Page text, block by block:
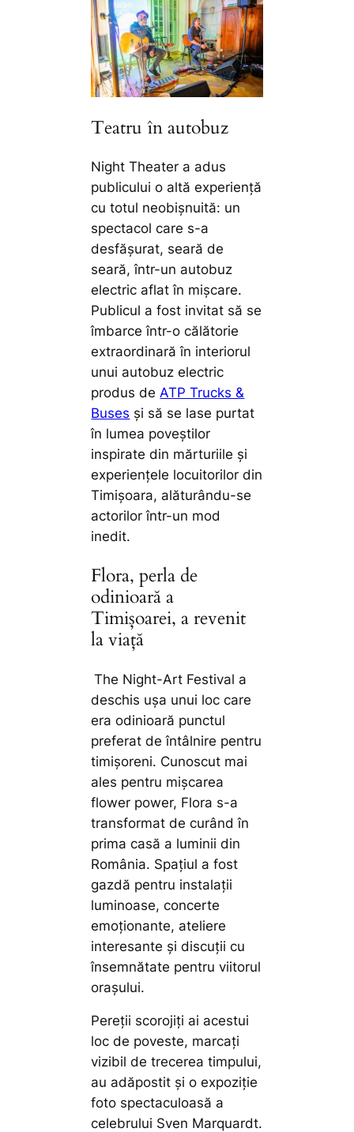
Teatru în autobuz
Night Theater a adus
publicului o altă experiență
cu totul neobișnuită: un
spectacol care s-a
desfășurat, seară de
seară, într-un autobuz
electric aflat în mișcare.
Publicul a fost invitat să se
îmbarce într-o călătorie
extraordinară în interiorul
unui autobuz electric
produs deATP Trucks &
Buses și să se lase purtat
în lumea poveștilor
inspirate din mărturiile și
experiențele locuitorilor din
Timișoara, alăturându-se
actorilor într-un mod
inedit.
Flora, perla de
odinioară a
Timișoarei, a revenit
la viață
The Night-Art Festival a
deschis ușa unui loc care
era odinioară punctul
preferat de întâlnire pentru
timișoreni. Cunoscut mai
ales pentru mișcarea
flower power, Flora s-a
transformat de curând în
prima casă a luminii din
România. Spațiul a fost
gazdă pentru instalații
luminoase, concerte
emoționante, ateliere
interesante și discuții cu
însemnătate pentru viitorul
orașului.
Pereții scorojiți ai acestui
loc de poveste, marcați
vizibil de trecerea timpului,
au adăpostit și o expoziție
foto spectaculoasă a
celebrului Sven Marquardt.